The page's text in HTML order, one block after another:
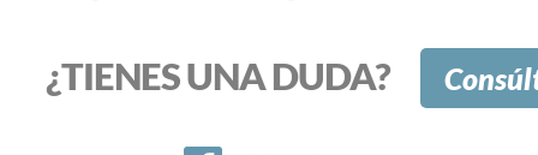
¿TIENES UNA DUDA?